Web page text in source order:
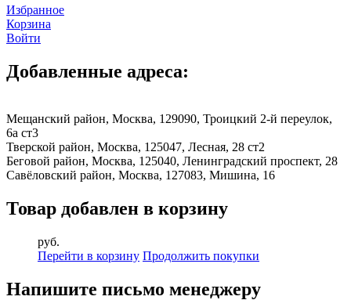
Избранное
Корзина
Войти
Добавленные адреса:
Мещанский район, Москва, 129090, Троицкий 2-й переулок,
6а ст3
Тверской район, Москва, 125047, Лесная, 28 ст2
Беговой район, Москва, 125040, Ленинградский проспект, 28
Савёловский район, Москва, 127083, Мишина, 16
Товар добавлен в корзину
руб.
Перейти в корзину Продолжить покупки
Напишите письмо менеджеру